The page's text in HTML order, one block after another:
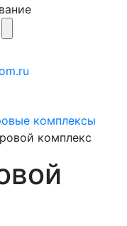
комплексы
комплекс